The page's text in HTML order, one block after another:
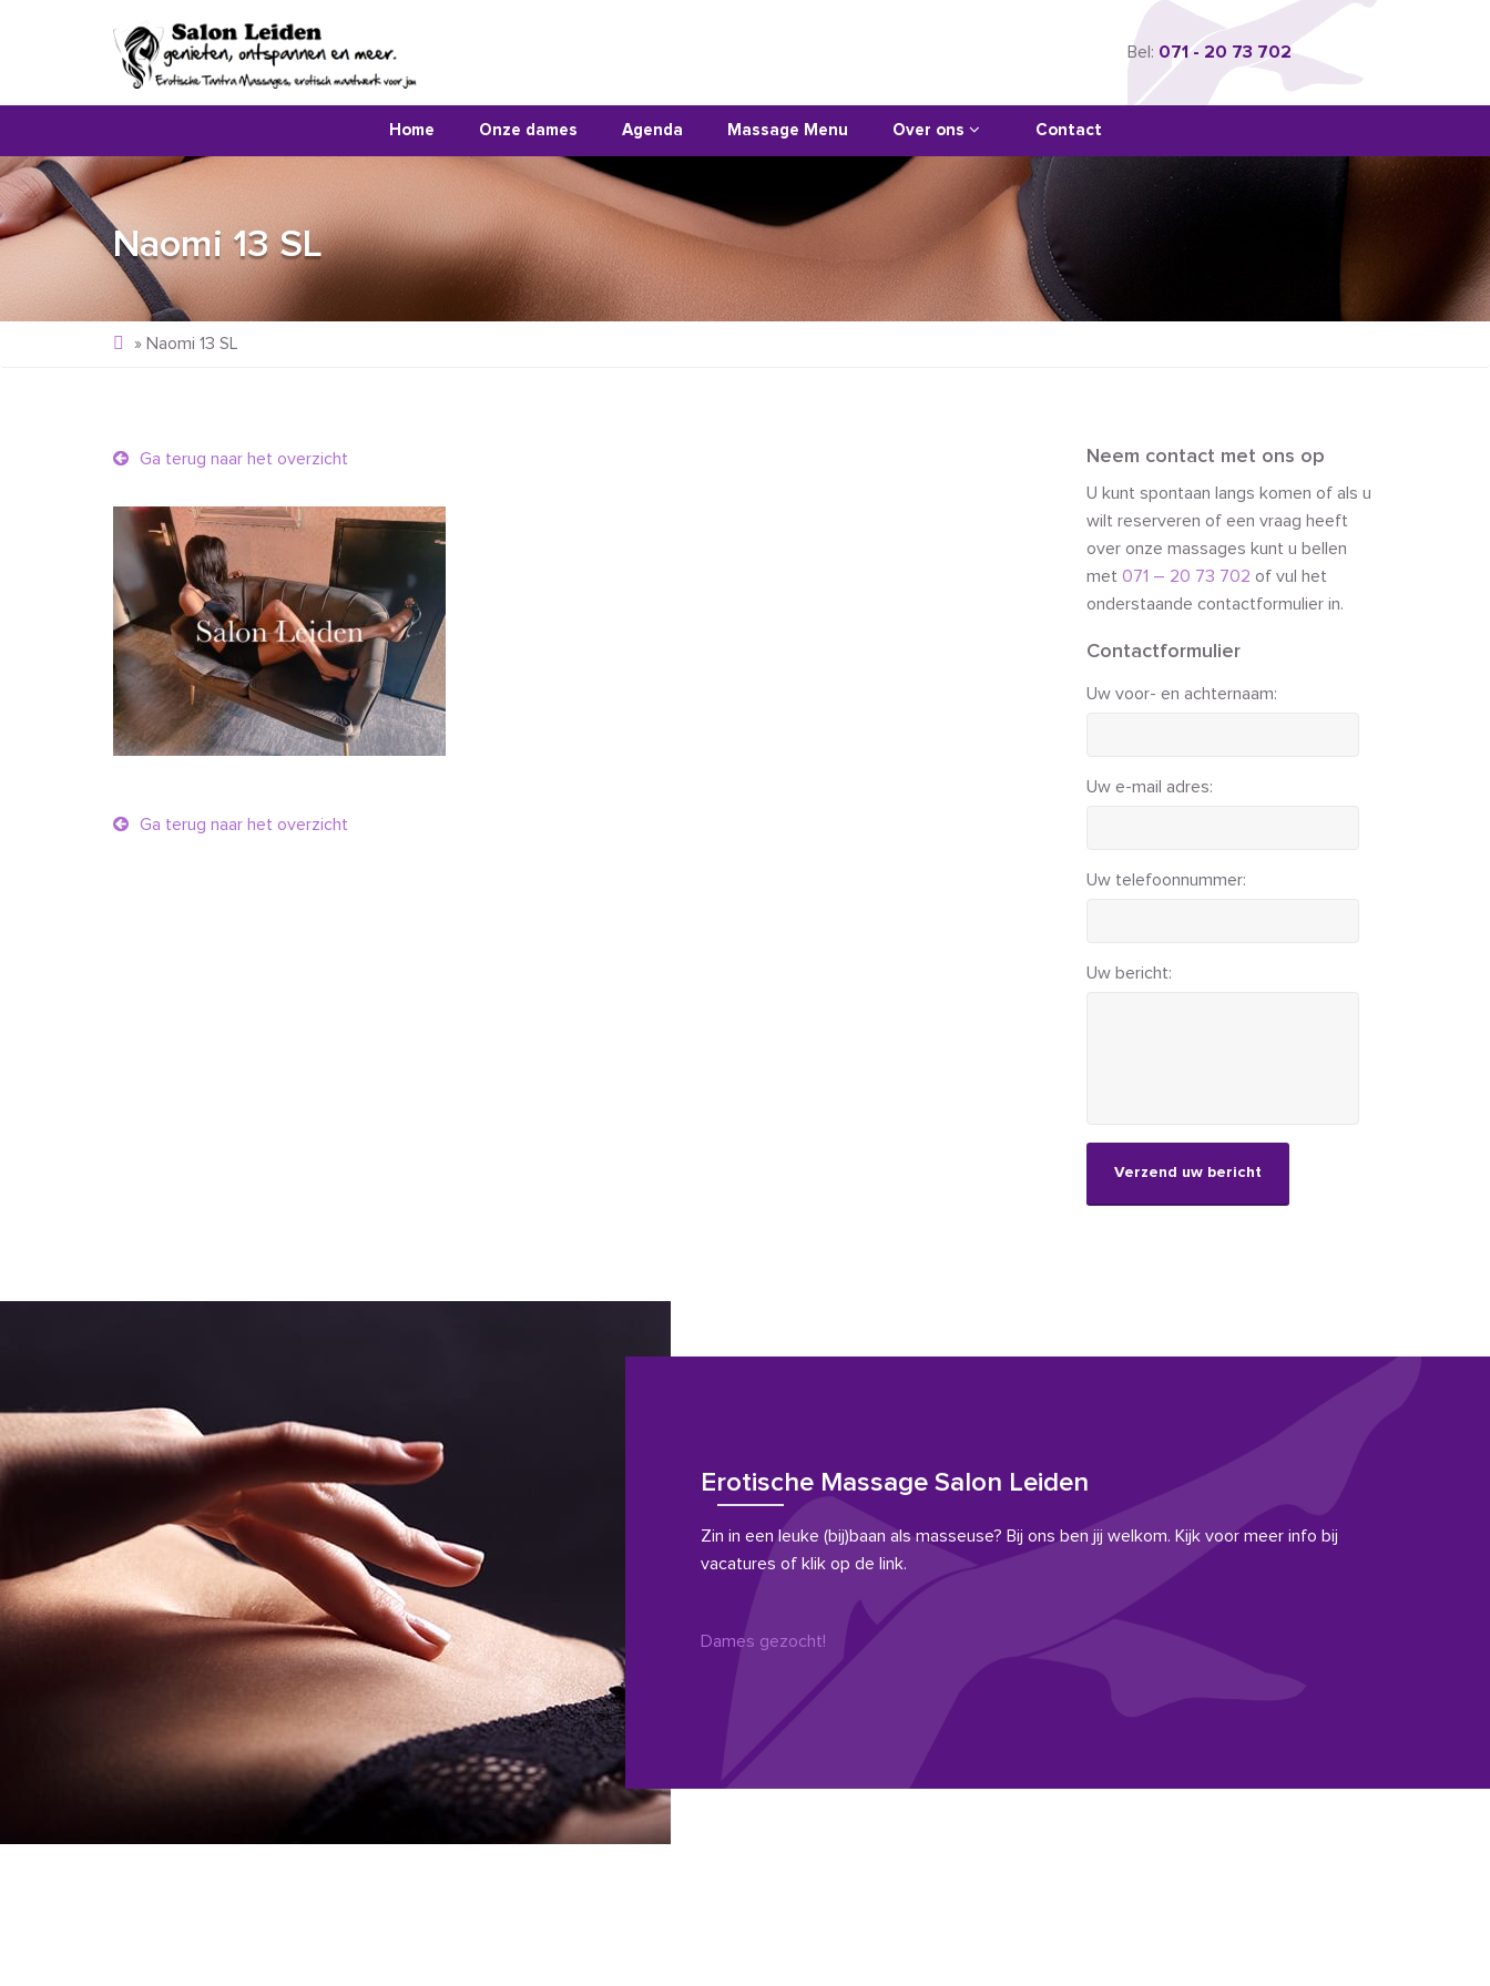
Bel: 071 - 20 73 702
Home Onze dames Agenda Massage Menu Over ons Contact
Naomi 13 SL
» Naomi 13 SL
Ga terug naar het overzicht
Ga terug naar het overzicht
Neem contact met ons op
U kunt spontaan langs komen of als u
wilt reserveren of een vraag heeft
over onze massages kunt u bellen
met 071 – 20 73 702 of vul het
onderstaande contactformulier in.
Contactformulier
Uw voor- en achternaam:
Uw e-mail adres:
Uw telefoonnummer:
Uw bericht:
Erotische Massage Salon Leiden
Zin in een leuke (bij)baan als masseuse? Bij ons ben jij welkom. Kijk voor meer info bij
vacatures of klik op de link.
Dames gezocht!